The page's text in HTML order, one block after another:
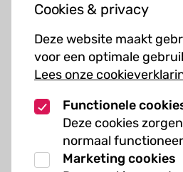
Cookies & privacy
Deze website maakt
voor een optimale
Lees onze
Functionele
Deze cookies
normaal
Marketing cookies
Muziekcursussen
Kunst cursussen
Over ons
Organisatie
Werken bij Kielzog